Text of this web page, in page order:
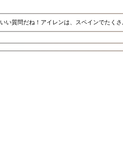
いい質問だね！アイレンは、スペインでたく